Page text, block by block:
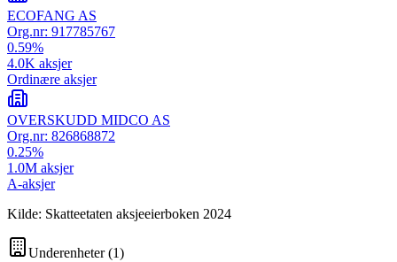
ECOFANG AS
Org.nr: 917785767
0.59%
4.0K aksjer
Ordinære aksjer
OVERSKUDD MIDCO AS
Org.nr: 826868872
0.25%
1.0M aksjer
A-aksjer
Kilde: Skatteetaten aksjeeierboken 2024
Underenheter(1)